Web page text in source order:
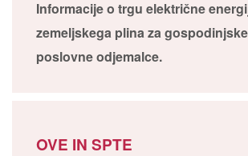
Informacije o trgu električne
zemeljskega plina za
poslovne odjemalce.
OVE IN SPTE